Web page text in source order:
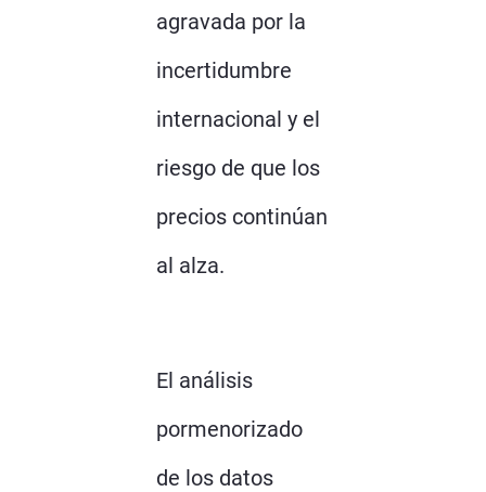
agravada por la
incertidumbre
internacional y el
riesgo de que los
precios continúan
al alza.
El análisis
pormenorizado
de los datos